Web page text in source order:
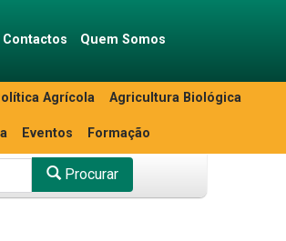
Contactos Quem Somos
Agrícola Agricultura Biológica
Eventos Formação
Procurar